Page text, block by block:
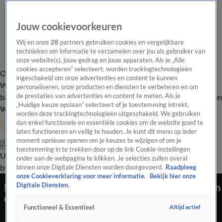
Overzicht Onze programma's Uitzendingen Onze gezichten
In de
WandelgangenInterviewsUitzending
bijwonenPodcastShopVeelgestelde vragenKijkersvraag insturen
Volg Vandaag Inside
Zoeken
UitzendingenVandaag InsideDe OranjezomerShopUitzending
bijwonen
René hoort Bernard Hammelburg over situatie in
Oekraïne: 'Dat meen je niet?!'
28 feb 2022, 22:24
Jouw cookievoorkeuren
Wij en onze28 partners gebruiken cookies en vergelijkbare
technieken om informatie te verzamelen over jou als gebruiker van
onze website(s), jouw gedrag en jouw apparaten. Als je „Alle
cookies accepteren” selecteert, worden trackingtechnologieën
ingeschakeld om onze advertenties en content te kunnen
personaliseren, onze producten en diensten te verbeteren en om
de prestaties van advertenties en content te meten. Als je
„Huidige keuze opslaan” selecteert of je toestemming intrekt,
worden deze trackingtechnologieën uitgeschakeld. We gebruiken
dan enkel functionele en essentiële cookies om de website goed te
laten functioneren en veilig te houden. Je kunt dit menu op ieder
moment opnieuw openen om je keuzes te wijzigen of om je
toestemming in te trekken door op de link Cookie-instellingen
onder aan de webpagina te klikken. Je selecties zullen overal
binnen onze Digitale Diensten worden doorgevoerd. Raadpleeg
onze Cookieverklaring voor meer informatie.
Bekijk hier onze
Digitale Diensten.
Functioneel & Essentieel Altijd actief